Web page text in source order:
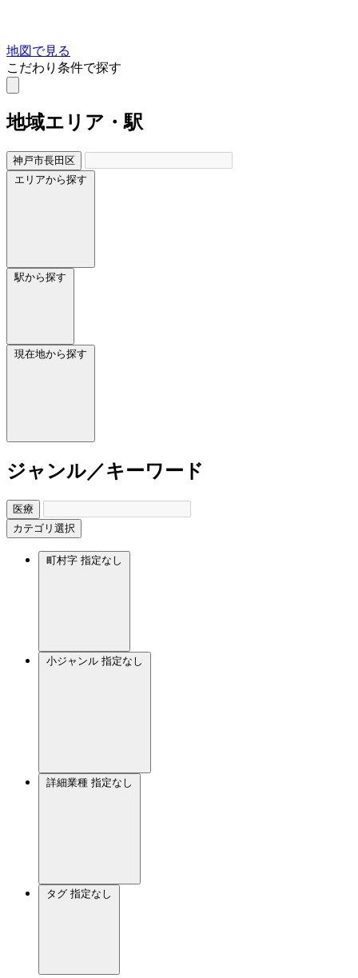
地図で見る
こだわり条件で探す
地域エリア・駅
神戸市長田区
エリアから探す
駅から探す
現在地から探す
ジャンル／キーワード
医療
カテゴリ選択
町村字 指定なし
小ジャンル 指定なし
詳細業種 指定なし
タグ 指定なし